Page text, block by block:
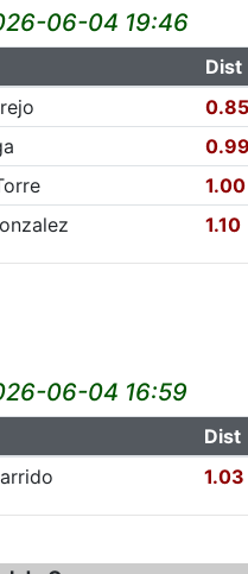
06-04 19:46
Dist
0.85
1.00
1.10
06-04 16:59
Dist
1.03